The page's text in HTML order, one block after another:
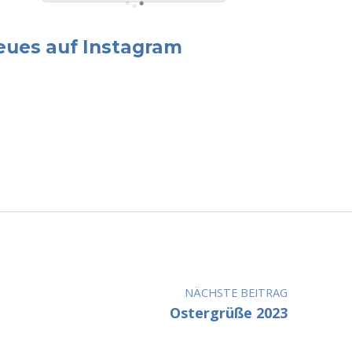
auf Instagram
NÄCHSTE BEITRAG
Ostergrüße 2023